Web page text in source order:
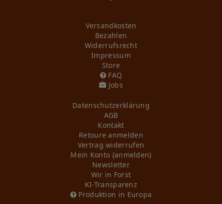
Versandkosten
Bezahlen
Widerrufs­recht
Impressum
Store
FAQ
Jobs
Daten­schutz­erklärung
AGB
Kontakt
Retoure anmelden
Vertrag widerrufen
Mein Konto (anmelden)
Newsletter
Wir in Forst
KI-Transparenz
Produktion in Europa